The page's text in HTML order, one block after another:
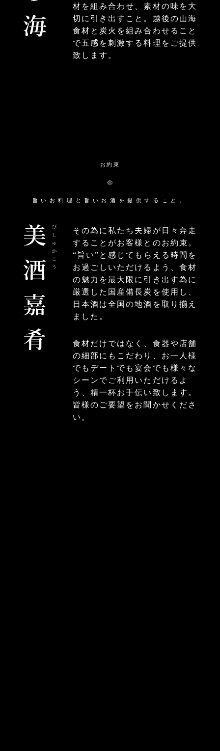
材を組み合わせ、素材の味を大
切に引き出すこと。越後の山海
食材と炭火を組み合わせること
で五感を刺激する料理をご提供
致します。
お約束
旨いお料理と旨いお酒を提供すること。
その為に私たち夫婦が日々奔走
することがお客様とのお約束。
“旨い”と感じてもらえる時間を
お過ごしいただけるよう、食材
の魅力を最大限に引き出す為に
厳選した国産備長炭を使用し、
日本酒は全国の地酒を取り揃え
ました。
食材だけではなく、食器や店舗
の細部にもこだわり、お一人様
でもデートでも宴会でも様々な
シーンでご利用いただけるよ
う、精一杯お手伝い致します。
皆様のご要望をお聞かせくださ
い。